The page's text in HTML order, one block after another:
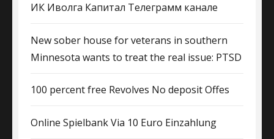
ИК Иволга Капитал Телеграмм канале
New sober house for veterans in southern
Minnesota wants to treat the real issue: PTSD
100 percent free Revolves No deposit Offes
Online Spielbank Via 10 Euro Einzahlung